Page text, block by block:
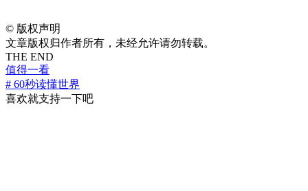
© 版权声明
文章版权归作者所有，未经允许请勿转载。
THE END
值得一看
# 60秒读懂世界
喜欢就支持一下吧